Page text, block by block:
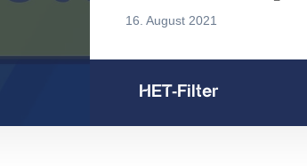
16. August 2021
HET-Filter